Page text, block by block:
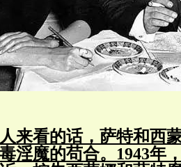
来看的话，萨特和西
淫魔的苟合。1943年